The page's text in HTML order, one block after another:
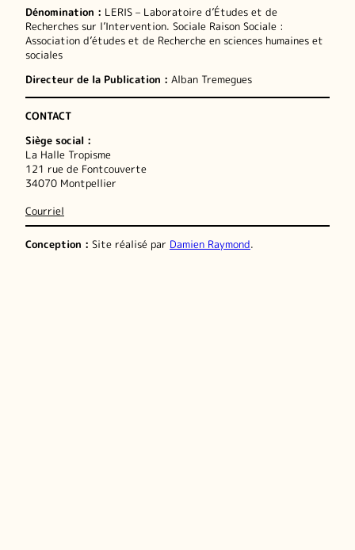
Dénomination : LERIS – Laboratoire d’Études et de
Recherches sur l’Intervention. Sociale Raison Sociale :
Association d’études et de Recherche en sciences humaines et
sociales
Directeur de la Publication : Alban Tremegues
CONTACT
Siège social :
La Halle Tropisme
121 rue de Fontcouverte
34070 Montpellier
Courriel
Conception : Site réalisé par Damien Raymond.